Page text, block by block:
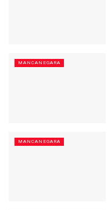
MANCANEGARA
MANCANEGARA